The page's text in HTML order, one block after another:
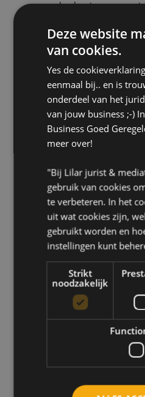
aan de slag te gaan met
voorbeelden en advies
kunt voorkomen
een reality check zodat
voor staat en wat je
zonder stress te
groeit!
Deze website
van cookies.
Yes de
eenmaal bij.. en is
onderdeel van het
van jouw business ;-)
Business Goed
meer over!
"Bij Lilar jurist &
gebruik van cookies
te verbeteren. In het
uit wat cookies zijn,
gebruikt worden en
instellingen kunt
Strikt
noodzakelijk